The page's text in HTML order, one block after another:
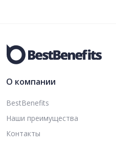
О компании
BestBenefits
Наши преимущества
Контакты